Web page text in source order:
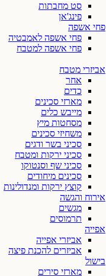
סט מחבתות
פינג'אן
פחי אשפה
פחי אשפה לאמבטיה
פחי אשפה למטבח
אביזרי מטבח
אחר
כדים
מארזי סכינים
מייבש כלים
מסחטות מיץ
משחיזי סכינים
סכיני בשר ודגים
סכיני ירקות ומטבח
סכיני שף וסנטוקו
סכינים מיחודים
קוצץ ירקות ומנדולינות
אירוח והגשה
מגשים
תרמוסים
אפייה
אביזרי אפייה
אביזרים להכנת פיצה
בישול
מארזי סירים